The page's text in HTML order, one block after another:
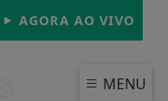
AGORA AO VIVO
MENU